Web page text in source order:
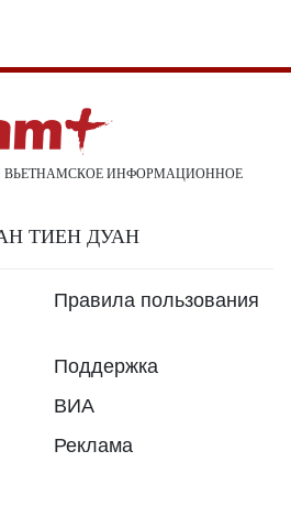
ВЬЕТНАМСКОЕ ИНФОРМАЦИОННОЕ
ТИЕН ДУАН
Правила пользования
Поддержка
ВИА
Реклама